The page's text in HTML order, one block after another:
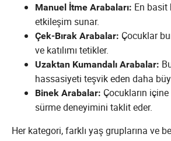
Manuel İtme Arabaları: En basit
etkileşim sunar.
Çek-Bırak Arabalar: Çocuklar
ve katılımı tetikler.
Uzaktan Kumandalı Arabalar:
hassasiyeti teşvik eden daha
Binek Arabalar: Çocukların
sürme deneyimini taklit eder.
Her kategori, farklı yaş gruplarına ve